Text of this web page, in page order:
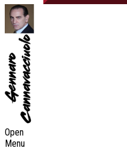
Open
Menu